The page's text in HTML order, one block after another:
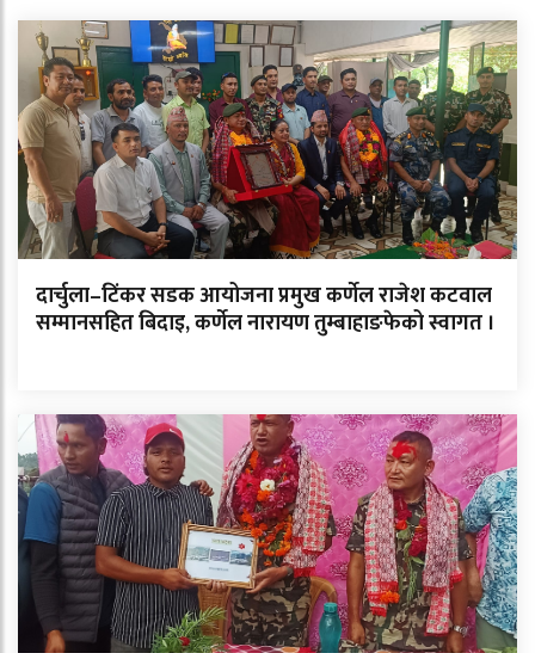
दार्चुला–टिंकर सडक आयोजना प्रमुख कर्णेल राजेश कटवाल
सम्मानसहित बिदाइ, कर्णेल नारायण तुम्बाहाङफेको स्वागत ।